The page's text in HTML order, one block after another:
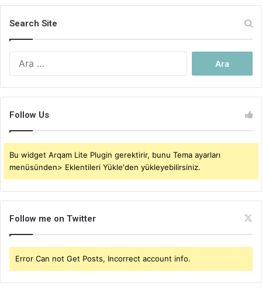
Search Site
Follow Us
Bu widget Arqam Lite Plugin gerektirir, bunu Tema ayarları
menüsünden> Eklentileri Yükle'den yükleyebilirsiniz.
Follow me on Twitter
Error Can not Get Posts, Incorrect account info.